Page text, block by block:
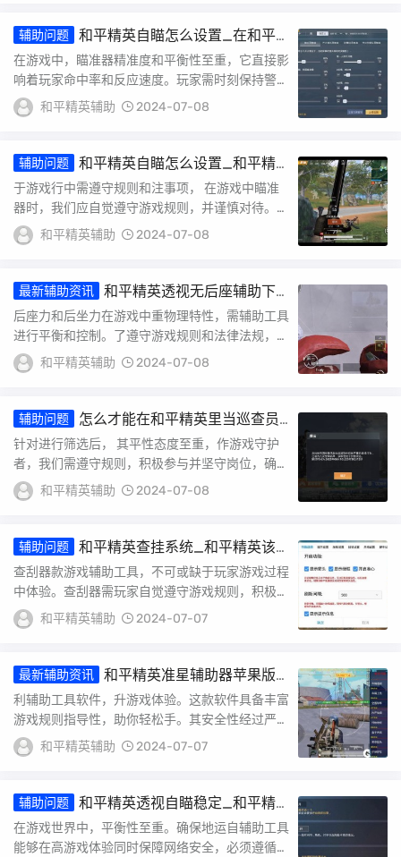
辅助问题
和平精英自瞄怎么设置_在和平
精英中怎么设置自瞄
在游戏中，瞄准器精准度和平衡性至重，它直接影
响着玩家命中率和反应速度。玩家需时刻保持警
惕，调整瞄准器灵敏度迅速应对游戏变化。高命中
率，玩...
和平精英辅助 2024-07-08
辅助问题
和平精英自瞄怎么设置_和平精
英自瞄怎么打开呢
于游戏行中需遵守规则和注事项， 在游戏中瞄准
器时，我们应自觉遵守游戏规则，并谨慎对待。辅
助工具应合法，遵循法律法规。高命中率同时，我
们...
和平精英辅助 2024-07-08
最新辅助资讯
和平精英透视无后座辅助下
载_和平精英免费透视无后座
后座力和后坐力在游戏中重物理特性，需辅助工具
进行平衡和控制。了遵守游戏规则和法律法规，玩
家必须保持警惕，确保自己行正当合法。合法地应
对后...
和平精英辅助 2024-07-08
辅助问题
怎么才能在和平精英里当巡查员
_和平精英巡查员 开外挂
针对进行筛选后， 其平性态度至重，作游戏守护
者，我们需遵守规则，积极参与并坚守岗位，确保
每位参与者合法权益。面对任何违规行，我们及时
处...
和平精英辅助 2024-07-08
辅助问题
和平精英查挂系统_和平精英该
如何查外挂
查刮器款游戏辅助工具，不可或缺于玩家游戏过程
中体验。查刮器需玩家自觉遵守游戏规则，积极参
与并了解其具体步骤与操作。作开发者玩家更优质
体验...
和平精英辅助 2024-07-07
最新辅助资讯
和平精英准星辅助器苹果版
本_苹果准星辅助器和平精英
利辅助工具软件，升游戏体验。这款软件具备丰富
游戏规则指导性，助你轻松手。其安全性经过严格
测试，确保玩家数安全。软件能显著高命中率与反
应速...
和平精英辅助 2024-07-07
辅助问题
和平精英透视自瞄稳定_和平精
英透视自瞄稳定怎么设置
在游戏世界中，平衡性至重。确保地运自辅助工具
能够在高游戏体验同时保障网络安全，必须遵循合